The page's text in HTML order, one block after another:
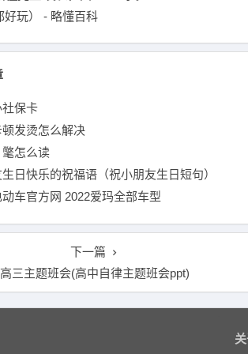
好玩） - 略懂百科
保卡
发烫怎么解决
怎么读
日快乐的祝福语（祝小朋友生日短句）
车官方网 2022爱玛全部车型
下一篇
高三主题班会(高中自律主题班会ppt)